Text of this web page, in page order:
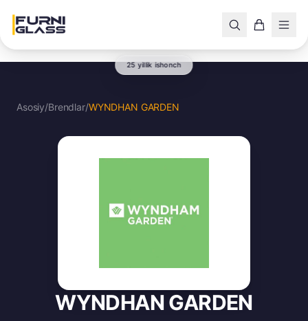
25 yillik ishonch
Asosiy/Brendlar/WYNDHAN GARDEN
WYNDHAN GARDEN